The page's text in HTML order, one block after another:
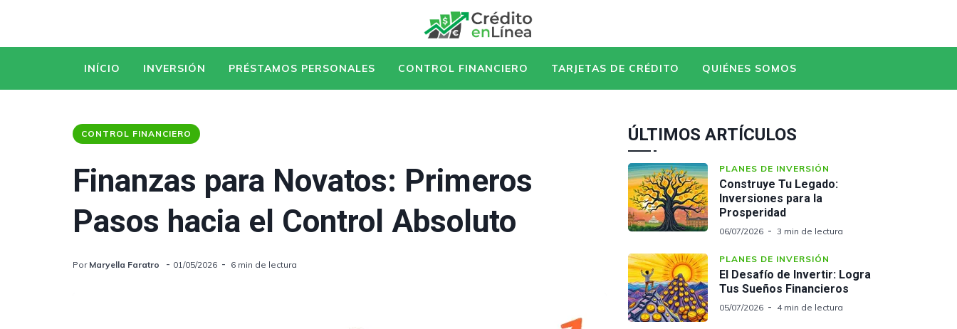
INÍCIO INVERSIÓN PRÉSTAMOS PERSONALES CONTROL FINANCIERO TARJETAS DE CRÉDITO QUIÉNES SOMOS
CONTROL FINANCIERO
Finanzas para Novatos: Primeros
Pasos hacia el Control Absoluto
Por Maryella Faratro 01/05/2026 6 min de lectura
ÚLTIMOS ARTÍCULOS
PLANES DE INVERSIÓN
Construye Tu Legado:
Inversiones para la
Prosperidad
06/07/2026 3 min de lectura
PLANES DE INVERSIÓN
El Desafío de Invertir: Logra
Tus Sueños Financieros
05/07/2026 4 min de lectura